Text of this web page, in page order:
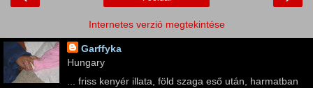
Internetes verzió megtekintése
Garffyka
Hungary
... friss kenyér illata, föld szaga eső után, harmatban